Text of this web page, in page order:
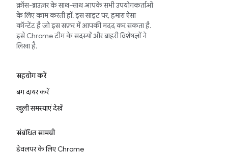
क्रॉस-ब्राउज़र के साथ-साथ आपके सभी उपयोगकर्ताओं
के लिए काम करती हों. इस साइट पर, हमारा ऐसा
कॉन्टेंट है जो इस सफ़र में आपकी मदद कर सकता है.
इसे Chrome टीम के सदस्यों और बाहरी विशेषज्ञों ने
लिखा है.
सहयोग करें
बग दायर करें
खुली समस्याएं देखें
संबंधित सामग्री
डेवलपर के लिए Chrome